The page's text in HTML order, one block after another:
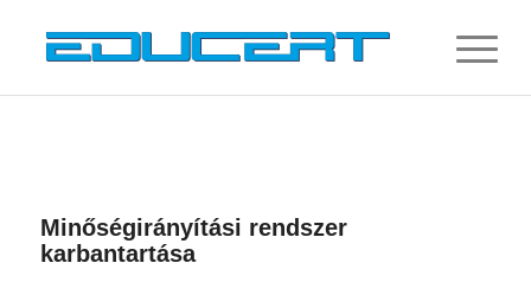
Minőségirányítási rendszer
karbantartása